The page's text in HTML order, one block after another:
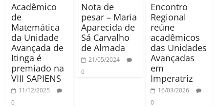
Acadêmico
de
Matemática
da Unidade
Avançada de
Itinga é
premiado na
VIII SAPIENS
11/12/2025
0
Nota de
pesar – Maria
Aparecida de
Sá Carvalho
de Almada
21/05/2024
0
Encontro
Regional
reúne
acadêmicos
das Unidades
Avançadas
em
Imperatriz
16/03/2026
0